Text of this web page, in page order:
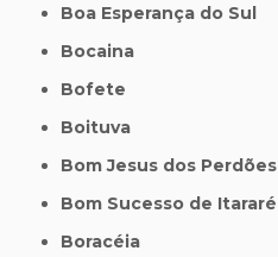
Boa Esperança do Sul
Bocaina
Bofete
Boituva
Bom Jesus dos Perdões
Bom Sucesso de Itararé
Boracéia